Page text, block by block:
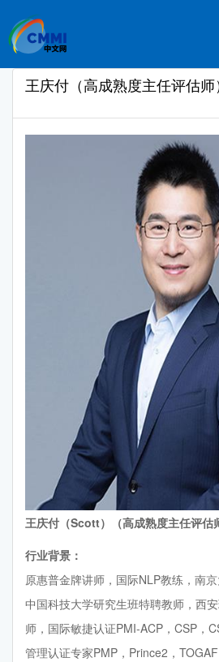
王庆付（高成熟度主任评估师
王庆付（Scott）（高成熟度主任评估
行业背景：
原惠普金牌讲师，国际NLP教练，南
中国科技大学研究生班特聘教师，西
师，国际敏捷认证PMI-ACP，CSP，
管理认证专家PMP，Prince2，